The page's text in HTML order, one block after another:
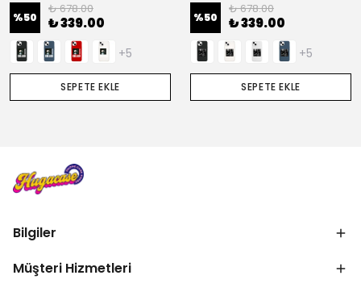
%50
₺ 678.00
₺ 339.00
+5
SEPETE EKLE
%50
₺ 678.00
₺ 339.00
+5
SEPETE EKLE
Bilgiler
Müşteri Hizmetleri